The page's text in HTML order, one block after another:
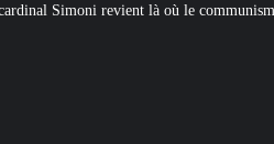
l’avait emprisonné